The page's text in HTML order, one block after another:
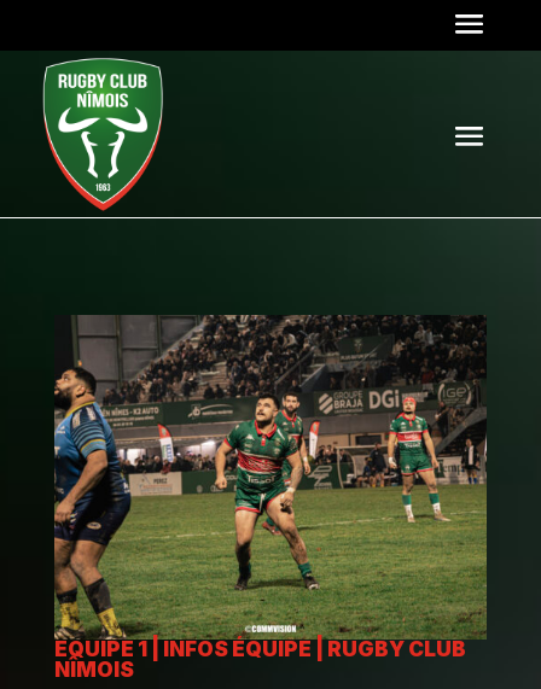
EQUIPE 1| INFOS ÉQUIPE
RUGBY CLUB
NÎMOIS